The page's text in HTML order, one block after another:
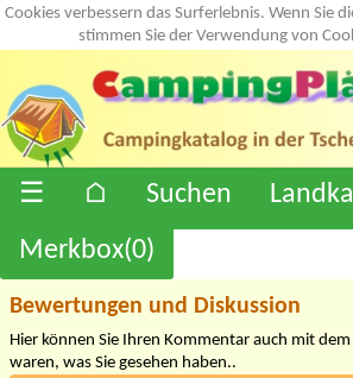
Cookies verbessern das Surferlebnis. Wenn Sie
stimmen Sie der Verwendung von
☰ ⌂ Suchen
Merkbox(0)
Bewertungen und Diskussion
Hier können Sie Ihren Kommentar auch mit
waren, was Sie gesehen haben..